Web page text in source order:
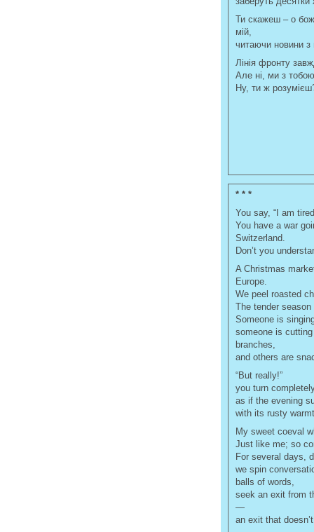
Ти скажеш – о
мій,
читаючи новини з
Лінія фронту
Але ні, ми з
Ну, ти ж
* * *
You say, “I am
You have a war
Switzerland.
Don’t you
A Christmas
Europe.
We peel roasted
The tender
Someone is
someone is
branches,
and others are
“But really!”
you turn
as if the evening
with its rusty
My sweet coeval
Just like me; so
For several days,
we spin
balls of words,
seek an exit from
—
an exit that